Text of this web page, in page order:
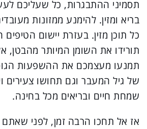
תסמיני ההתבגרות, כל שעליכם
בריא ומזין. להימנע ממזונות
כל תוכן מזין. בעזרת יישום
תורידו את השומן המיותר
תמנעו מעצמכם את ההשפעות
של גיל המעבר וגם תחושו צעירים
שמחת חיים ובריאים מכל בחינה.
אז אל תחכו הרבה זמן, לפני שאתם